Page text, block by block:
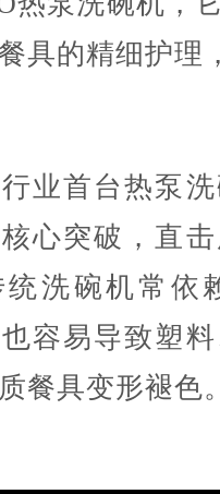
具的精细护理
首台热泵洗
心突破，直
统洗碗机常依
容易导致塑
餐具变形褪色。